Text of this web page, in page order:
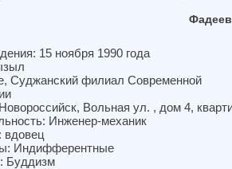
15 ноября 1990 года
Суджанский филиал Современной
Вольная ул. , дом 4,
Инженер-механик
вдовец
Индифферентные
Буддизм